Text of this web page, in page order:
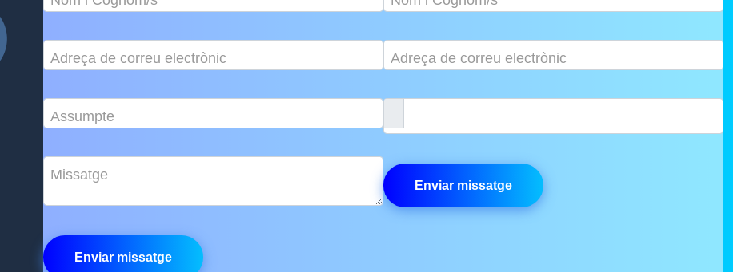
Adreça de correu electrònic
Assumpte
Missatge
Adreça de correu electrònic